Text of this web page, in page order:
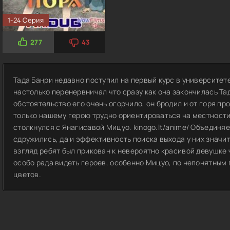
1-24 Серия
277 43
Тада Банри недавно поступил на первый курс в
настолько перенервничал что сразу как она закончилась
обстоятельство его очень огорчило, он бродил и от горя
только нашему герою трудно ориентироваться на
столкнулся с Янагисавой Мицуо. kinogo.lt/anime/
сдружились, да и эффективность поиска выхода у них
взгляд ребят был прикован к невероятно красивой
особо рада видеть героев, особенно Мицуо, по
цветов.